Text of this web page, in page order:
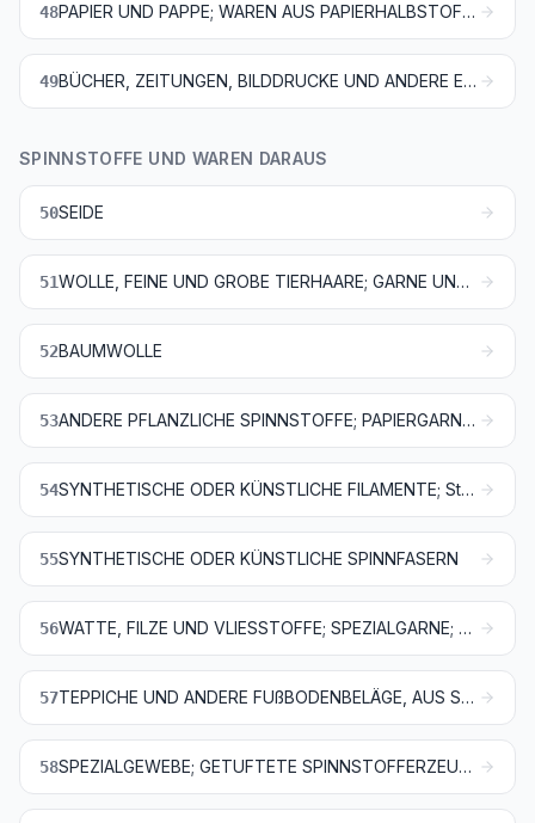
48 PAPIER UND PAPPE; WAREN AUS PAPIERHALBSTOFF, PAPIER ODER PAPPE
49 BÜCHER, ZEITUNGEN, BILDDRUCKE UND ANDERE ERZEUGNISSE DES GRAFISCHEN GEWERBES; HAND- ODER MASCHINENGESCHRIEBENE SCHRIFTSTÜCKE UND PLÄNE
SPINNSTOFFE UND WAREN DARAUS
50SEIDE
51 WOLLE, FEINE UND GROBE TIERHAARE; GARNE UND GEWEBE AUS ROSSHAAR
52BAUMWOLLE
53 ANDERE PFLANZLICHE SPINNSTOFFE; PAPIERGARNE UND GEWEBE AUS PAPIERGARNEN
54 SYNTHETISCHE ODER KÜNSTLICHE FILAMENTE; Streifen und dergleichen aus synthetischer oder künstlicher Spinnmasse
55SYNTHETISCHE ODER KÜNSTLICHE SPINNFASERN
56 WATTE, FILZE UND VLIESSTOFFE; SPEZIALGARNE; BINDFÄDEN, SEILE UND TAUE; SEILERWAREN
57 TEPPICHE UND ANDERE FUßBODENBELÄGE, AUS SPINNSTOFFEN
58 SPEZIALGEWEBE; GETUFTETE SPINNSTOFFERZEUGNISSE; SPITZEN; TAPISSERIEN; POSAMENTIERWAREN; STICKEREIEN